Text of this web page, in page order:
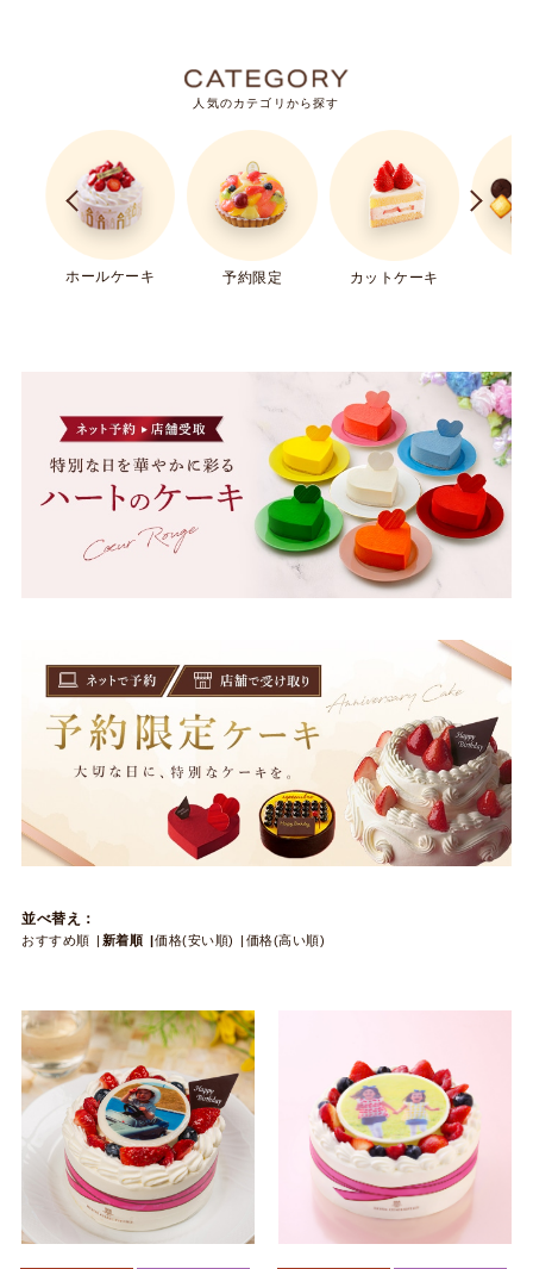
人気のカテゴリから探す
ホールケーキ 予約限定 カットケーキ
並べ替え：
おすすめ順 新着順 価格(安い順) 価格(高い順)